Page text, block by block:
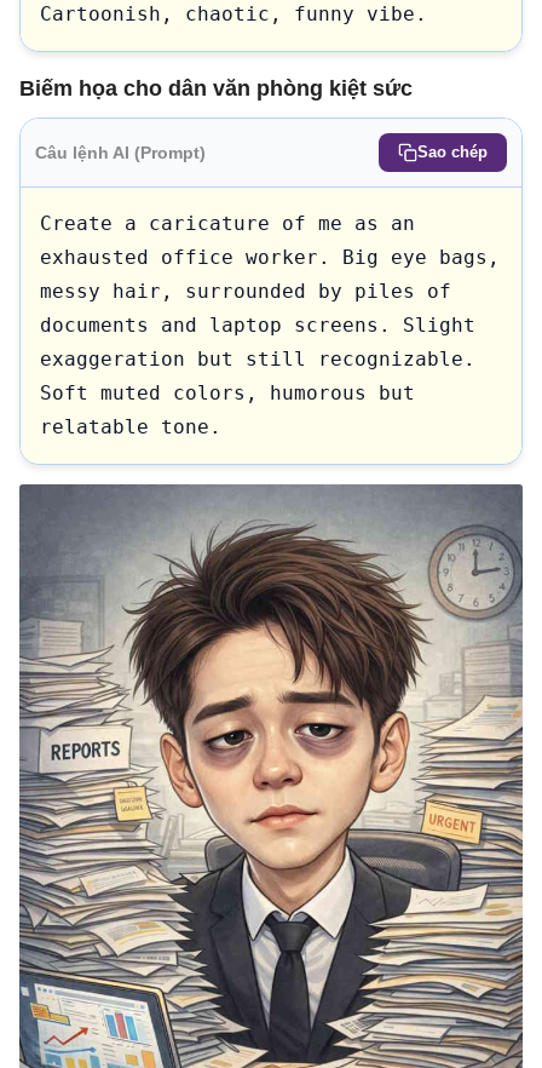
Cartoonish, chaotic, funny vibe.
Biếm họa cho dân văn phòng kiệt sức
Câu lệnh AI (Prompt) Sao chép
Create a caricature of me as an
exhausted office worker. Big eye bags,
messy hair, surrounded by piles of
documents and laptop screens. Slight
exaggeration but still recognizable.
Soft muted colors, humorous but
relatable tone.